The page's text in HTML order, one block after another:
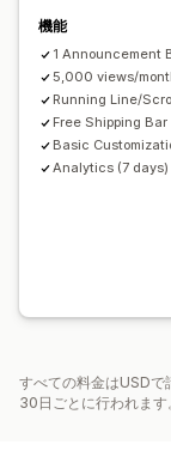
スケジュール
操作動向ターゲティ
分析とレポート
パフォーマンス追跡
機能
1 Announcement
5,000 views/
Running Line/
Free Shipping
Basic
Analytics (7 days)
すべての料金はUSDで
30日ごとに行われます